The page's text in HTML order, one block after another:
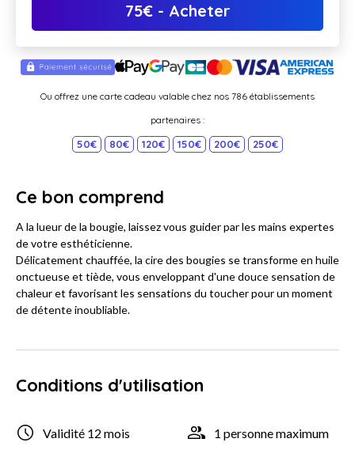
75€- Acheter
Ou offrez une carte cadeau valable chez nos 786 établissements
partenaires :
50€ 80€ 120€ 150€ 200€ 250€
Ce bon comprend
A la lueur de la bougie, laissez vous guider par les mains expertes
de votre esthéticienne.
Délicatement chauffée, la cire des bougies se transforme en huile
onctueuse et tiède, vous enveloppant d'une douce sensation de
chaleur et favorisant les sensations du toucher pour un moment
de détente inoubliable.
Conditions d'utilisation
Validité 12 mois 1 personne maximum